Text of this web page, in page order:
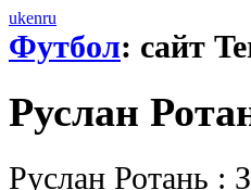
ukenru
Футбол: сайт
Руслан
Руслан Ротань :